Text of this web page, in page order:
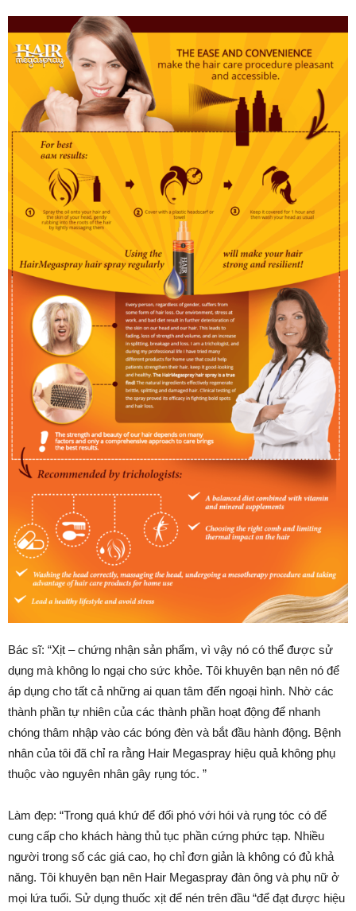
Bác sĩ: “Xịt – chứng nhận sản phẩm, vì vậy nó có thể được sử
dụng mà không lo ngại cho sức khỏe. Tôi khuyên bạn nên nó để
áp dụng cho tất cả những ai quan tâm đến ngoại hình. Nhờ các
thành phần tự nhiên của các thành phần hoạt động để nhanh
chóng thâm nhập vào các bóng đèn và bắt đầu hành động. Bệnh
nhân của tôi đã chỉ ra rằng Hair Megaspray hiệu quả không phụ
thuộc vào nguyên nhân gây rụng tóc. ”
Làm đẹp: “Trong quá khứ để đối phó với hói và rụng tóc có để
cung cấp cho khách hàng thủ tục phần cứng phức tạp. Nhiều
người trong số các giá cao, họ chỉ đơn giản là không có đủ khả
năng. Tôi khuyên bạn nên Hair Megaspray đàn ông và phụ nữ ở
mọi lứa tuổi. Sử dụng thuốc xịt để nén trên đầu “để đạt được hiệu